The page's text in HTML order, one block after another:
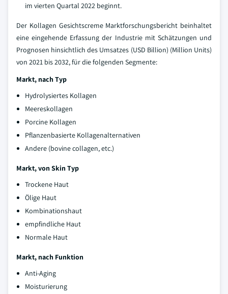
im vierten Quartal 2022 beginnt.
Der Kollagen Gesichtscreme Marktforschungsbericht beinhaltet
eine eingehende Erfassung der Industrie mit Schätzungen und
Prognosen hinsichtlich des Umsatzes (USD Billion) (Million Units)
von 2021 bis 2032, für die folgenden Segmente:
Markt, nach Typ
Hydrolysiertes Kollagen
Meereskollagen
Porcine Kollagen
Pflanzenbasierte Kollagenalternativen
Andere (bovine collagen, etc.)
Markt, von Skin Typ
Trockene Haut
Ölige Haut
Kombinationshaut
empfindliche Haut
Normale Haut
Markt, nach Funktion
Anti-Aging
Moisturierung